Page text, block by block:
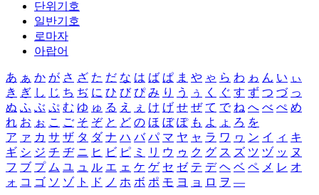
단위기호
일반기호
로마자
아랍어
あ ぁ か が さ ざ た だ な は ば ぱ ま や ゃ ら わ ゎ ん い ぃ
き ぎ し じ ち ぢ に ひ び ぴ み り う ぅ く ぐ す ず つ づ っ
ぬ ふ ぶ ぷ む ゆ ゅ る え ぇ け げ せ ぜ て で ね へ べ ぺ め
れ お ぉ こ ご そ ぞ と ど の ほ ぼ ぽ も よ ょ ろ を
ア ァ カ サ ザ タ ダ ナ ハ バ パ マ ヤ ャ ラ ワ ヮ ン イ ィ キ
ギ シ ジ チ ヂ ニ ヒ ビ ピ ミ リ ウ ゥ ク グ ス ズ ツ ヅ ッ ヌ
フ ブ プ ム ユ ュ ル エ ェ ケ ゲ セ ゼ テ デ ヘ ベ ペ メ レ オ
ォ コ ゴ ソ ゾ ト ド ノ ホ ボ ポ モ ヨ ョ ロ ヲ ―